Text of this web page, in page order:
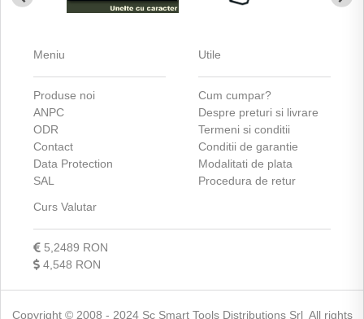
Meniu
Produse noi
ANPC
ODR
Contact
Data Protection
SAL
Utile
Cum cumpar?
Despre preturi si livrare
Termeni si conditii
Conditii de garantie
Modalitati de plata
Procedura de retur
Curs Valutar
5,2489 RON
4,548 RON
Copyright © 2008 - 2024 Sc Smart Tools Distributions Srl All rights